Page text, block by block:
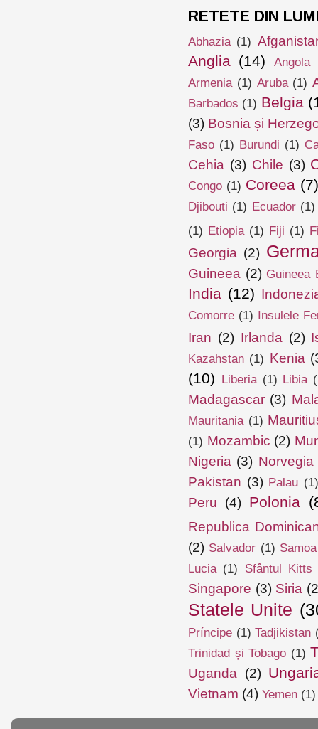
RETETE DIN
Abhazia (1)
Anglia (14) Angola
Armenia (1) Aruba (1)
Barbados (1) Belgia
(3) Bosnia și
Faso (1) Burundi (1)
Cehia (3) Chile (3)
Congo (1) Coreea
Djibouti (1) Ecuador (1)
(1) Etiopia (1) Fiji (1)
Georgia (2)
Guineea (2) Guineea
India (12)
Comorre (1) Insulele
Iran (2) Irlanda (2)
Kazahstan (1) Kenia
(10) Liberia (1) Libia
Madagascar (3)
Mauritania (1)
(1) Mozambic (2)
Nigeria (3) Norvegia
Pakistan (3) Palau (1)
Peru (4) Polonia
Republica
(2) Salvador (1) Samoa
Lucia (1) Sfântul
Singapore (3) Siria
Statele Unite
Príncipe (1) Tadjikistan
Trinidad și Tobago (1)
Uganda (2)
Vietnam (4) Yemen (1)